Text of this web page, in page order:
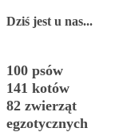
Dziś jest u nas...
100 psów
141 kotów
82 zwierząt
egzotycznych